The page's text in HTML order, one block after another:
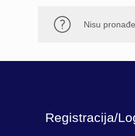
Nisu
Registracija/